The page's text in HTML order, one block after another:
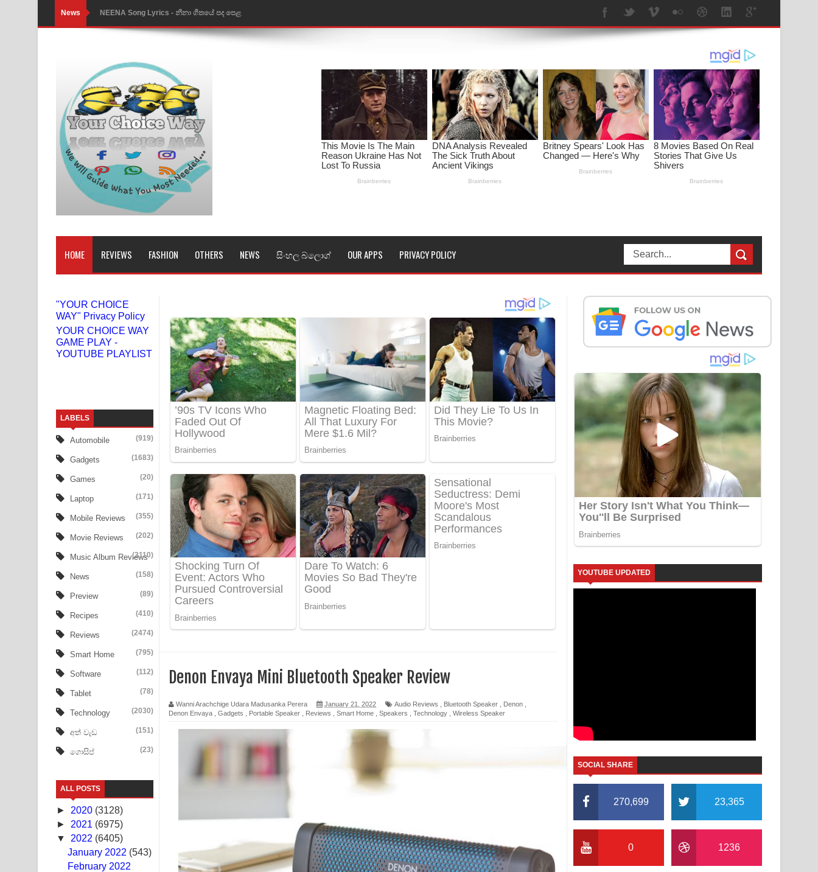
News Ahimi Wimai Himi Song Lyrics - අහිමි විමයි හිමි ගීතයේ පද පෙළ
Mathaka Parana Song Lyrics - මතක පාරනා ගීතයේ පද පෙළ
Nimnadhen Song Lyrics - නිම්නාදෙන් ගීතයේ පද පෙළ
Obamai Mage Adare Song Lyrics - ඔබමයි මගේ ආදරේ ගීතයේ පද පෙළ
Pansal Gihin Song Lyrics - පන්සල් ගිහිං ගීතයේ පද පෙළ
Ankeliya Song Lyrics - අංකෙළිය ගීතයේ පද පෙළ
DEAR GOD Song Lyrics - ඩියර් ගෝඩ් ගීතයේ පද පෙළ
MANAMALA KATHA Song Lyrics - මනමාල කතා ගීතයේ පද පෙළ
Dai Dai Lyrics - Shakira, Burna Boy | 2026 football world cup song lyrics
Numba Dun Aadare Song Lyrics - නුඹ දුන් ආදරේ ගීතයේ පද පෙළ
Liyamuda Dan Anagathe Song Lyrics - ලියමුද දැන් අනාගතේ ගීතයේ පද පෙළ
Doni Song Lyrics - දෝණි ගීතයේ පද පෙළ
Benthara Palame Song Lyrics - බෙන්තර පාලමේ ගීතයේ පද පෙළ
Sanda Babalena Song Lyrics - සඳ බැබලෙන ගීතයේ පද පෙළ
Adare Wadi Nisa Song Lyrics - ආදරේ වැඩි නිසා ගීතයේ පද පෙළ
UNUHUMA Song Lyrics - උණුහුම ගීතයේ පද පෙළ
Katakara Song Lyrics - කටකාර ගීතයේ පද පෙළ
Tharu Yaye Dilena Song Lyrics - තරු යායේ දිලෙනා ගීතයේ පද පෙළ
Ow Man Sosa Song Lyrics - ඔව් මං සෝසා ගීතයේ පද පෙළ
Heavy Weight Song Lyrics
Aye Lanweela Song Lyrics - ආයේ ලංවීලා ගීතයේ පද පෙළ
Ala purannata Song Lyrics - ආල පුරන්නට ගීතයේ පද පෙළ
FEVER DREAM Lyrics - Alex Warren
BTS : Hooligan Lyrics
Apa Hamuwee Song Lyrics - අප හමුවී ගීතයේ පද පෙළ
PATHINIYE Song Lyrics - පතිනියනේ ගීතයේ පද පෙළ
Sorry Sir Song Lyrics - සොරි සර් ගීතයේ පද පෙළ
Mathaka Aluthin Liyanna Song Lyrics - මතක අලුතින් ලියන්න ගීතයේ පද පෙළ
Sandak Awith Song Lyrics - සඳක් ඇවිත් ගීතයේ පද පෙළ
Swetha Sande Song Lyrics - ශ්වේත සඳේ ගීතයේ පද පෙළ
Ma Igili Giya Lyrics - මා ඉගිලී ගියා ගීතයේ පද පෙළ
HOME REVIEWS FASHION OTHERS NEWS සිංහල බ්ලොග් OUR APPS PRIVACY POLICY
"YOUR CHOICE
WAY" Privacy Policy
YOUR CHOICE WAY
GAME PLAY -
YOUTUBE PLAYLIST
LABELS
Automobile (919)
Gadgets (1683)
Games (20)
Laptop (171)
Mobile Reviews (355)
Movie Reviews (202)
Music Album Reviews
(3110)
News (158)
Preview (89)
Recipes (410)
Reviews (2474)
Smart Home (795)
Software (112)
Tablet (78)
Technology (2030)
අත් වැඩ (151)
ගොසිප් (23)
ALL POSTS
► 2020 (3128)
► 2021 (6975)
▼ 2022 (6405)
January 2022 (543)
February 2022
Denon Envaya Mini Bluetooth Speaker Review
Wanni Arachchige Udara Madusanka Perera January 21, 2022 Audio Reviews Bluetooth Speaker Denon
Denon Envaya
Gadgets Portable Speaker Reviews Smart Home Speakers Technology Wireless Speaker
YOUTUBE UPDATED
SOCIAL SHARE
270,699 23,365
0 1236